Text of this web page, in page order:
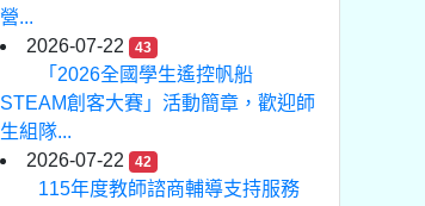
營...
2026-07-22
43
「2026全國學生遙控帆船
STEAM創客大賽」活動簡章，歡迎師
生組隊...
2026-07-22
42
115年度教師諮商輔導支持服務